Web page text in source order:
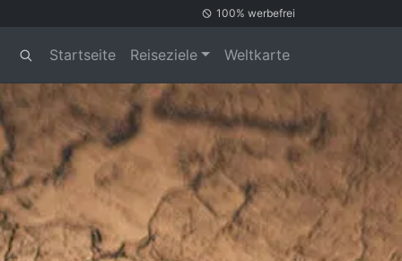
100% werbefrei
Startseite Reiseziele Weltkarte